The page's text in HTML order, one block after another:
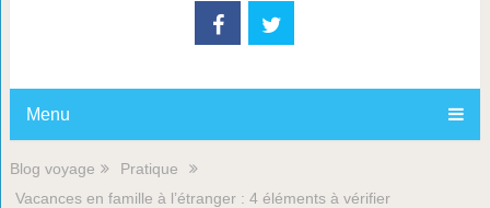
Menu
Blog voyage
Pratique
Vacances en famille à l’étranger : 4 éléments à vérifier